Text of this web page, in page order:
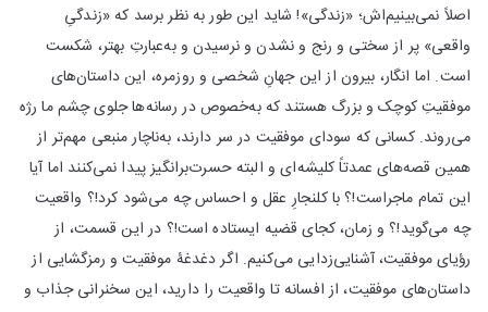
اصلاً نمی‌بینیم‌اش؛ «زندگی»! شاید این طور به نظر برسد که «زندگیِ
واقعی» پر از سختی و رنج و نشدن و نرسیدن و به‌عبارتِ بهتر، شکست
است. اما انگار، بیرون از این جهانِ شخصی و روزمره، این داستان‌های
موفقیتِ کوچک و بزرگ هستند که به‌خصوص در رسانه‌ها جلوی چشم ما رژه
می‌روند. کسانی که سودای موفقیت در سر دارند، به‌ناچار منبعی مهم‌تر از
همین قصه‌های عمدتاً کلیشه‌ای و البته حسرت‌برانگیز پیدا نمی‌کنند اما آیا
این تمام ماجراست!؟ با کلنجارِ عقل و احساس چه می‌شود کرد!؟ واقعیت
چه می‌گوید!؟ و زمان، کجای قضیه ایستاده است!؟ در این قسمت، از
رؤیای موفقیت، آشنایی‌زدایی می‌کنیم. اگر دغدغۀ موفقیت و رمزگشایی از
داستان‌های موفقیت، از افسانه تا واقعیت را دارید، این سخنرانی جذاب و